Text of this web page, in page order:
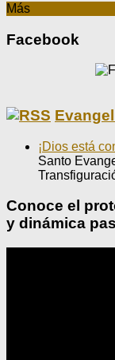
Más
Facebook
¡Dios está
Santo
Conoce el
y dinámica